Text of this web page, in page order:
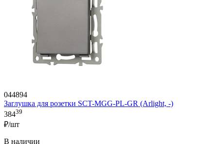
044894
Заглушка для розетки SCT-MGG-PL-GR (Arlight, -)
38439
₽/шт
В наличии